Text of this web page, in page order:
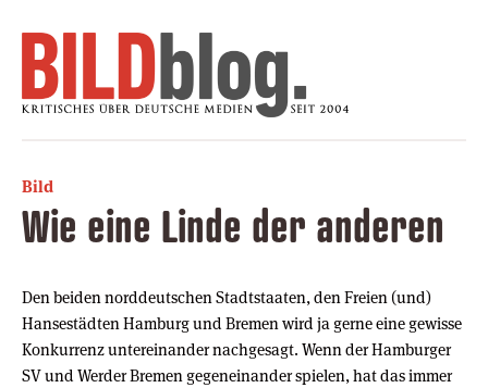
Bild
Wie eine Linde der anderen
Den beiden norddeutschen Stadtstaaten, den Freien (und)
Hansestädten Hamburg und Bremen wird ja gerne eine gewisse
Konkurrenz untereinander nachgesagt. Wenn der Hamburger
SV und Werder Bremen gegeneinander spielen, hat das immer